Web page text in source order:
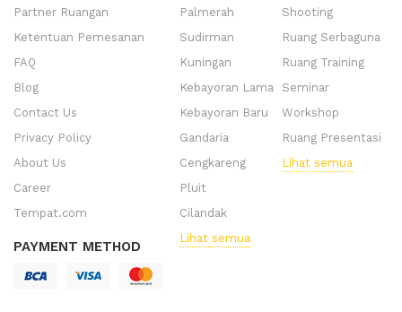
Partner Ruangan
Ketentuan Pemesanan
FAQ
Blog
Contact Us
Privacy Policy
About Us
Career
Tempat.com
PAYMENT METHOD
Palmerah
Sudirman
Kuningan
Kebayoran Lama
Kebayoran Baru
Gandaria
Cengkareng
Pluit
Cilandak
Lihat semua
Shooting
Ruang Serbaguna
Ruang Training
Seminar
Workshop
Ruang Presentasi
Lihat semua